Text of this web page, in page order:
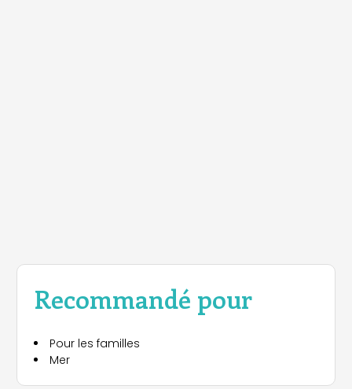
Recommandé pour
Pour les familles
Mer